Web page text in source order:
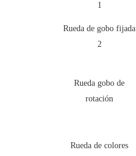
1
Rueda de gobo fijada
2
Rueda gobo de
rotación
Rueda de colores